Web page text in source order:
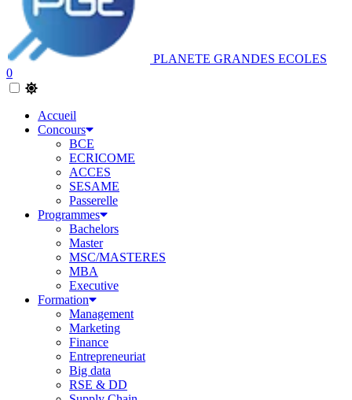
PLANETE GRANDES ECOLES
0
Accueil
Concours
BCE
ECRICOME
ACCES
SESAME
Passerelle
Programmes
Bachelors
Master
MSC/MASTERES
MBA
Executive
Formation
Management
Marketing
Finance
Entrepreneuriat
Big data
RSE & DD